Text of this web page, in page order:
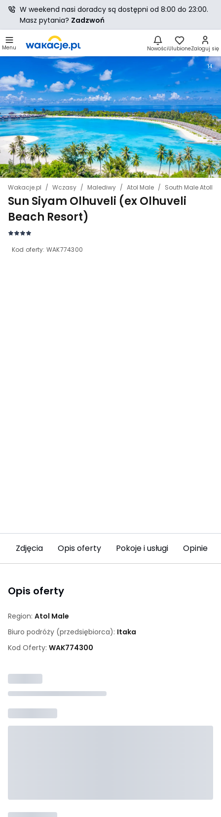
Menu NowościUlubioneZaloguj się
Wakacje.pl Wczasy Malediwy Atol Male South Male Atoll
Sun Siyam Olhuveli (ex Olhuveli
Beach Resort)
Kod oferty: WAK774300
14
Zdjęcia Opis oferty Pokoje i usługi Opinie
Opis oferty
Region: Atol Male
Biuro podróży (przedsiębiorca): Itaka
Kod Oferty: WAK774300
W weekend nasi doradcy są dostępni od 8:00 do 23:00.
Masz pytania? Zadzwoń